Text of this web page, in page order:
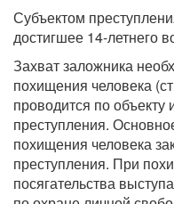
Субъектом
достигшее 14-летнего
Захват заложника
похищения человека
проводится по
преступления.
похищения человека
преступления. При
посягательства